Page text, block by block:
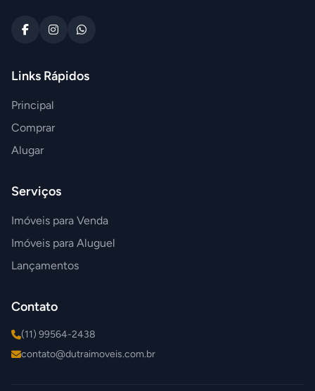
Links Rápidos
Principal
Comprar
Alugar
Serviços
Imóveis para Venda
Imóveis para Aluguel
Lançamentos
Contato
(11) 99564-2438
contato@dutraimoveis.com.br